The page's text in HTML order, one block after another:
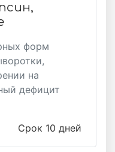
форм
на
дефицит
Срок 10 дней